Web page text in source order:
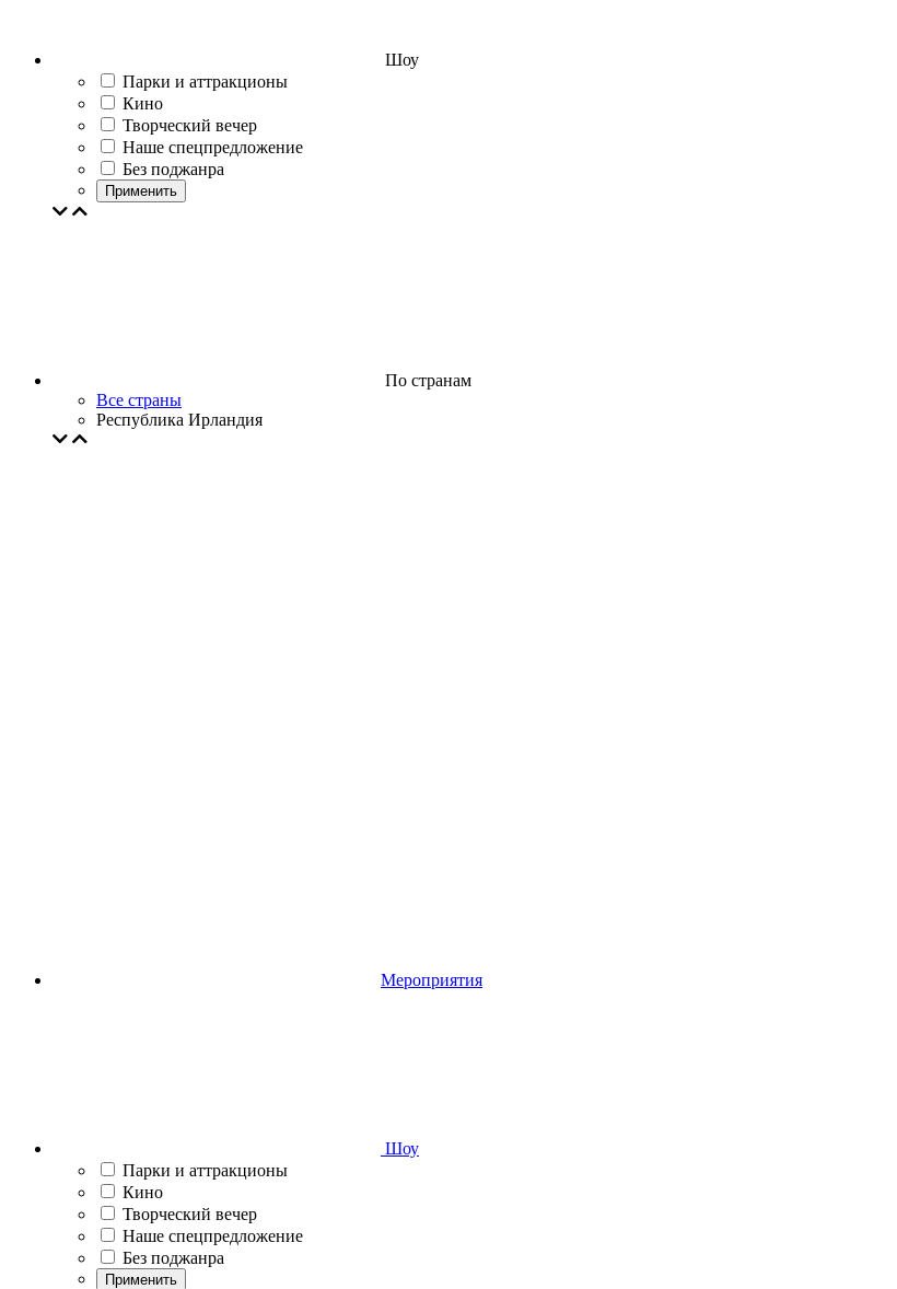
Шоу
Парки и аттракционы
Кино
Творческий вечер
Наше спецпредложение
Без поджанра
Применить
По странам
Все страны
Республика Ирландия
Мероприятия
Шоу
Парки и аттракционы
Кино
Творческий вечер
Наше спецпредложение
Без поджанра
Применить